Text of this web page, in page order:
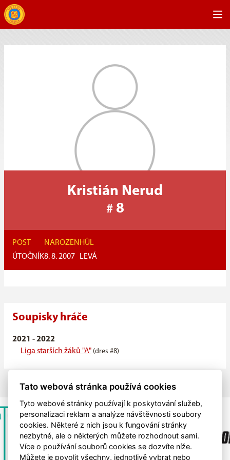
Kristián Nerud
# 8
POST
ÚTOČNÍK
NAROZEN
8. 8. 2007
HŮL
LEVÁ
Soupisky hráče
2021 - 2022
Liga starších žáků "A" (dres #8)
Tato webová stránka používá cookies
Tyto webové stránky používají k poskytování služeb,
personalizaci reklam a analýze návštěvnosti soubory
cookies. Některé z nich jsou k fungování stránky
nezbytné, ale o některých můžete rozhodnout sami.
Více o používání souborů cookies se dozvíte níže.
Můžete je povolit všechny, jednotlivě vybrat nebo